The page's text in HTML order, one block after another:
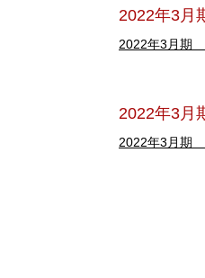
2022年3
2022年3月期
2022年3
2022年3月期